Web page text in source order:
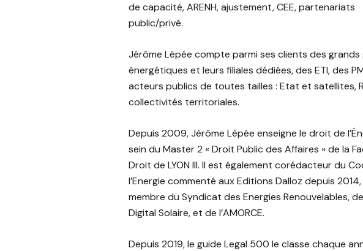
de capacité, ARENH, ajustement, CEE, partenariats
public/privé.
Jérôme Lépée compte parmi ses clients des grands
énergétiques et leurs filiales dédiées, des ETI, des
acteurs publics de toutes tailles : Etat et satellites,
collectivités territoriales.
Depuis 2009, Jérôme Lépée enseigne le droit de
sein du Master 2 « Droit Public des Affaires » de la
Droit de LYON III. Il est également corédacteur du
l’Energie commenté aux Editions Dalloz depuis
membre du Syndicat des Energies Renouvelables,
Digital Solaire, et de l’AMORCE.
Depuis 2019, le guide Legal 500 le classe chaque